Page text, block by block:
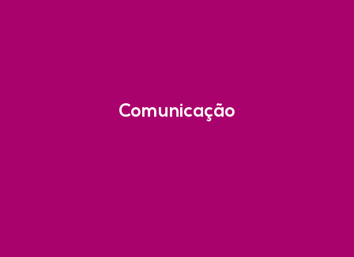
Comunicação